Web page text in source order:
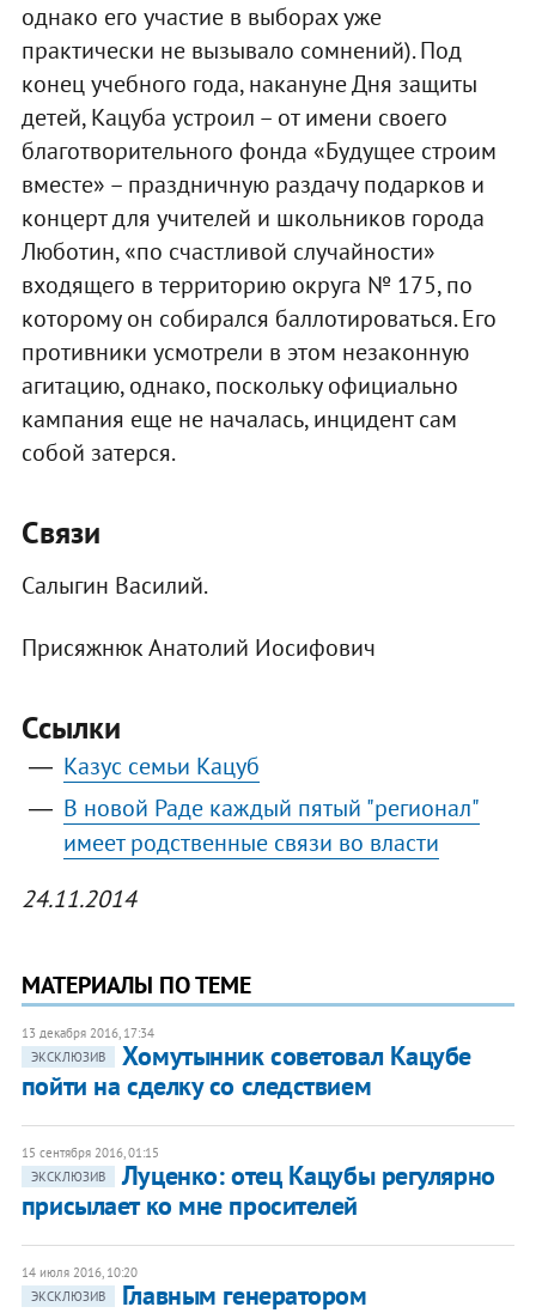
однако его участие в выборах уже
практически не вызывало сомнений). Под
конец учебного года, накануне Дня защиты
детей, Кацуба устроил – от имени своего
благотворительного фонда «Будущее строим
вместе» – праздничную раздачу подарков и
концерт для учителей и школьников города
Люботин, «по счастливой случайности»
входящего в территорию округа № 175, по
которому он собирался баллотироваться. Его
противники усмотрели в этом незаконную
агитацию, однако, поскольку официально
кампания еще не началась, инцидент сам
собой затерся.
Связи
Салыгин Василий.
Присяжнюк Анатолий Иосифович
Ссылки
Казус семьи Кацуб
В новой Раде каждый пятый "регионал"
имеет родственные связи во власти
24.11.2014
МАТЕРИАЛЫ ПО ТЕМЕ
13 декабря 2016, 17:34
ЭКСКЛЮЗИВ
Хомутынник советовал Кацубе
пойти на сделку со следствием
15 сентября 2016, 01:15
ЭКСКЛЮЗИВ
Луценко: отец Кацубы регулярно
присылает ко мне просителей
14 июля 2016, 10:20
ЭКСКЛЮЗИВ
Главным генератором